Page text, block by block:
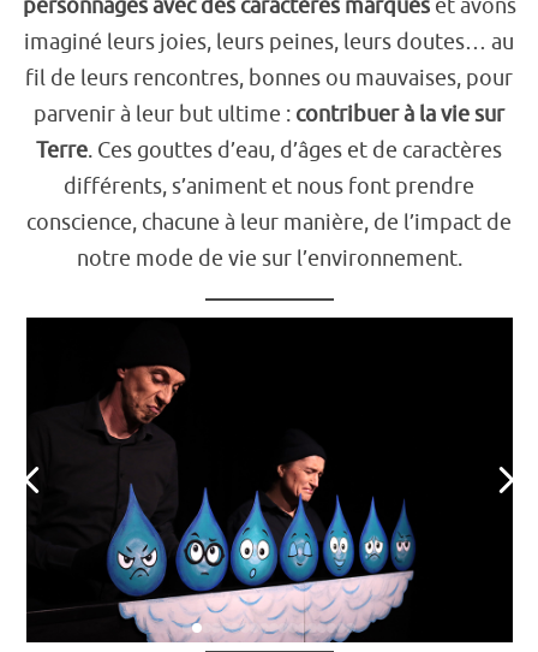
personnages avec des caractères marquéset avons
imaginé leurs joies, leurs peines, leurs doutes… au
fil de leurs rencontres, bonnes ou mauvaises, pour
parvenir à leur but ultime : contribuer à la vie sur
Terre. Ces gouttes d’eau, d’âges et de caractères
différents, s’animent et nous font prendre
conscience, chacune à leur manière, de l’impact de
notre mode de vie sur l’environnement.